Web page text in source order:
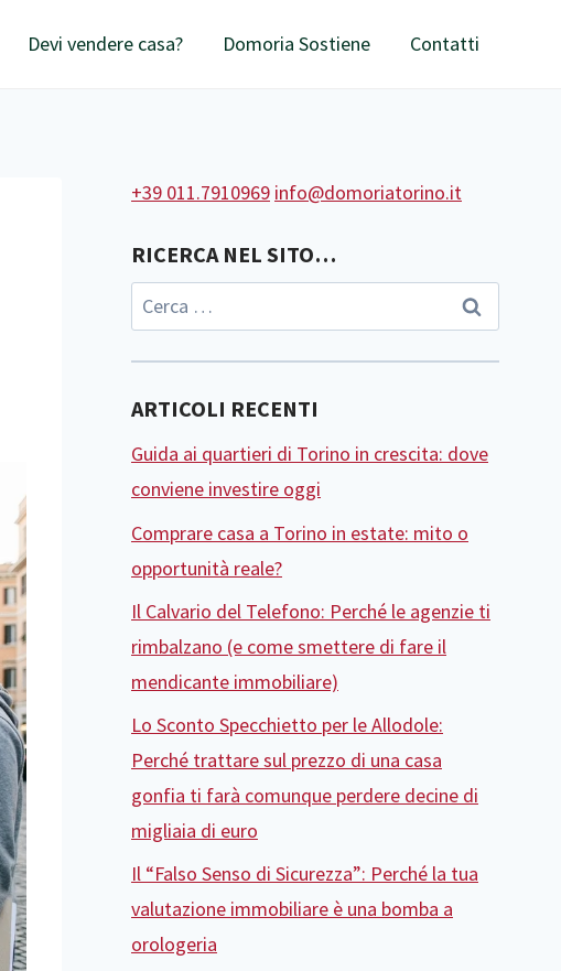
Devi vendere casa? Domoria Sostiene Contatti
+39 011.7910969 info@domoriatorino.it
RICERCA NEL SITO…
ARTICOLI RECENTI
Guida ai quartieri di Torino in crescita: dove
conviene investire oggi
Comprare casa a Torino in estate: mito o
opportunità reale?
Il Calvario del Telefono: Perché le agenzie ti
rimbalzano (e come smettere di fare il
mendicante immobiliare)
Lo Sconto Specchietto per le Allodole:
Perché trattare sul prezzo di una casa
gonfia ti farà comunque perdere decine di
migliaia di euro
Il “Falso Senso di Sicurezza”: Perché la tua
valutazione immobiliare è una bomba a
orologeria